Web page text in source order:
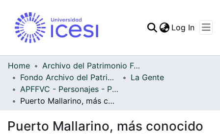
Statistics
Log In
Home
Archivo del Patrimonio Fotográfico y Fílmico del Valle del Cauca
Fondo Archivo del Patrimonio Fotográfico y Fílmico del Valle del Cauca
La Gente
APFFVC - Personajes - Patrimonial
Puerto Mallarino, más conocido como Juanchito, donde se realizaba el mercado de plátanos y guadua
Puerto Mallarino, más conocido